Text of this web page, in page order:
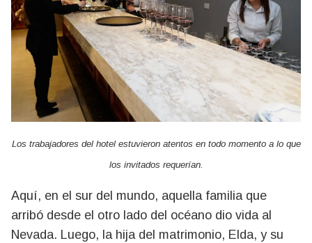
Los trabajadores del hotel estuvieron atentos en todo momento a lo que
los invitados requerían.
Aquí, en el sur del mundo, aquella familia que
arribó desde el otro lado del océano dio vida al
Nevada. Luego, la hija del matrimonio, Elda, y su